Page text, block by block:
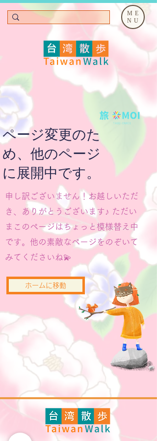
ME
NU
ページ変更のた
め、他のページ
に展開中です。
申し訳ございません！お越しいただ
き、ありがとうございます♪ ただい
まこのページはちょっと模様替え中
です。他の素敵なページをのぞいて
みてくださいね💫
ホームに移動